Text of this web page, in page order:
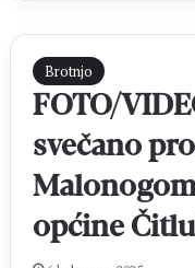
Brotnjo
FOTO/
svečano
općine